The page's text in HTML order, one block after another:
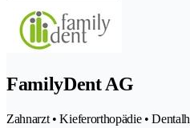
FamilyDent AG
Zahnarzt • Kieferorthopädie •